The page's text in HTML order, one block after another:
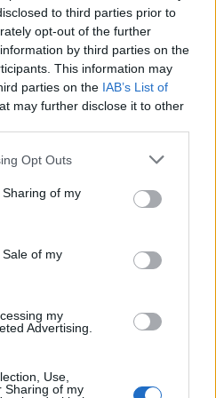
to third parties prior to
opt-out of the further
by third parties on the
This information may
parties on the IAB’s List of
may further disclose it to other
Opt Outs
of my
of my
my
Advertising.
Use,
Sharing of my
o Dia Mundial
com mostra de
dinamizou três
no Encontro